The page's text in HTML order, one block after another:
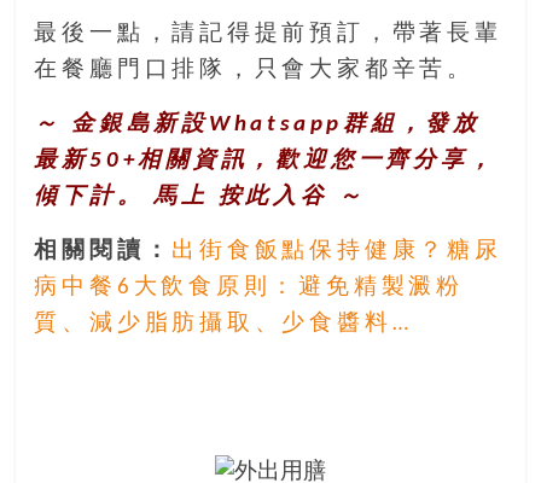
最後一點，請記得提前預訂，帶著長輩
在餐廳門口排隊，只會大家都辛苦。
～ 金銀島新設Whatsapp群組，發放
最新50+相關資訊，歡迎您一齊分享，
傾下計。 馬上 按此入谷 ～
相關閱讀： 出街食飯點保持健康？糖尿
病中餐6大飲食原則：避免精製澱粉
質、減少脂肪攝取、少食醬料…